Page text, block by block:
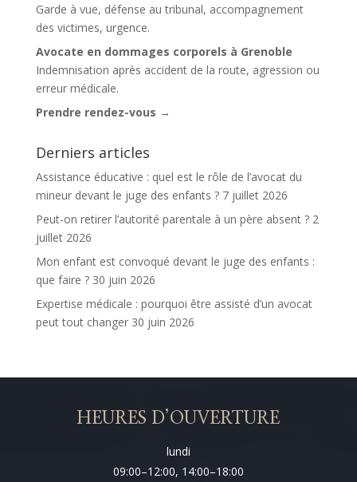
Garde à vue, défense au tribunal, accompagnement
des victimes, urgence.
Avocate en dommages corporels à Grenoble
Indemnisation après accident de la route, agression ou
erreur médicale.
Prendre rendez-vous →
Derniers articles
Assistance éducative : quel est le rôle de l’avocat du
mineur devant le juge des enfants ? 7 juillet 2026
Peut-on retirer l’autorité parentale à un père absent ? 2
juillet 2026
Mon enfant est convoqué devant le juge des enfants :
que faire ? 30 juin 2026
Expertise médicale : pourquoi être assisté d’un avocat
peut tout changer 30 juin 2026
HEURES D’OUVERTURE
lundi
09:00–12:00, 14:00–18:00